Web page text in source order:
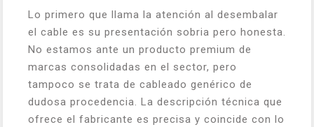
Lo primero que llama la atención al desembalar
el cable es su presentación sobria pero honesta.
No estamos ante un producto premium de
marcas consolidadas en el sector, pero
tampoco se trata de cableado genérico de
dudosa procedencia. La descripción técnica que
ofrece el fabricante es precisa y coincide con lo